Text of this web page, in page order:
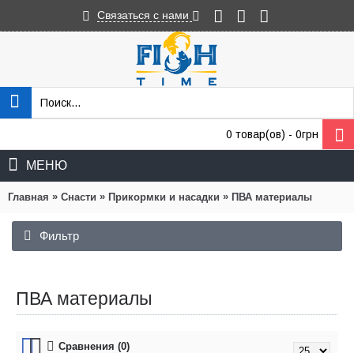
Связаться с нами
0 товар(ов) - 0грн
МЕНЮ
Главная » Снасти » Прикормки и насадки » ПВА материалы
Фильтр
ПВА материалы
Сравнения (0)